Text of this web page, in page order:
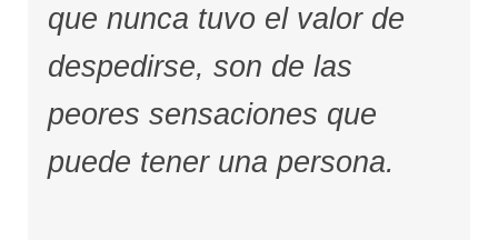
que nunca tuvo el valor de
despedirse, son de las
peores sensaciones que
puede tener una persona.